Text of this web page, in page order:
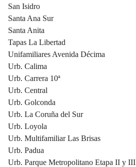
San Isidro
Santa Ana Sur
Santa Anita
Tapas La Libertad
Unifamiliares Avenida Décima
Urb. Calima
Urb. Carrera 10ª
Urb. Central
Urb. Golconda
Urb. La Coruña del Sur
Urb. Loyola
Urb. Multifamiliar Las Brisas
Urb. Padua
Urb. Parque Metropolitano Etapa II y III